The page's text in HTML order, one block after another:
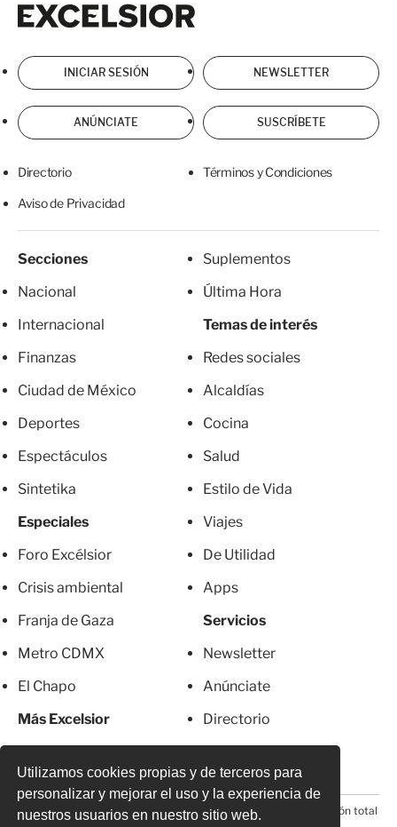
Utilizamos cookies propias y de terceros para
personalizar y mejorar el uso y la experiencia de
nuestros usuarios en nuestro sitio web.
INICIAR SESIÓN NEWSLETTER
ANÚNCIATE SUSCRÍBETE
Directorio Términos y Condiciones
Aviso de Privacidad
Secciones
Nacional
Internacional
Finanzas
Ciudad de México
Deportes
Espectáculos
Sintetika
Especiales
Foro Excélsior
Crisis ambiental
Franja de Gaza
Metro CDMX
El Chapo
Más Excelsior
Suplementos
Última Hora
Temas de interés
Redes sociales
Alcaldías
Cocina
Salud
Estilo de Vida
Viajes
De Utilidad
Apps
Servicios
Newsletter
Anúnciate
Directorio
© 2026 Todos los derechos reservados. Prohibida la reproducción total
o parcial, incluyendo cualquier medio electrónico*